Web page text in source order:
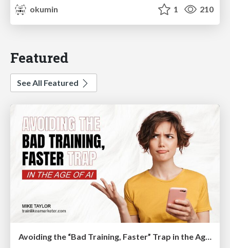
okumin
1 210
Featured
See All Featured